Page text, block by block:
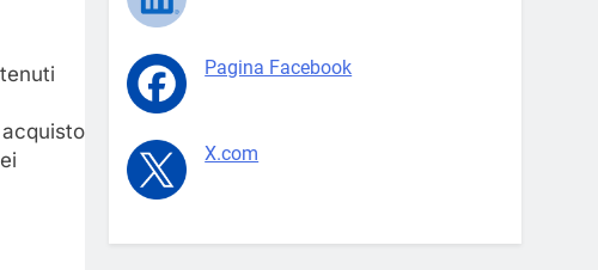
sia diminuito al livello più debole da
Pagina Facebook
X.com